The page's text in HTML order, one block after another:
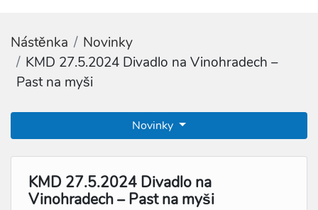
Nástěnka
Novinky
KMD 27.5.2024 Divadlo na Vinohradech –
Past na myši
Novinky
KMD 27.5.2024 Divadlo na
Vinohradech – Past na myši